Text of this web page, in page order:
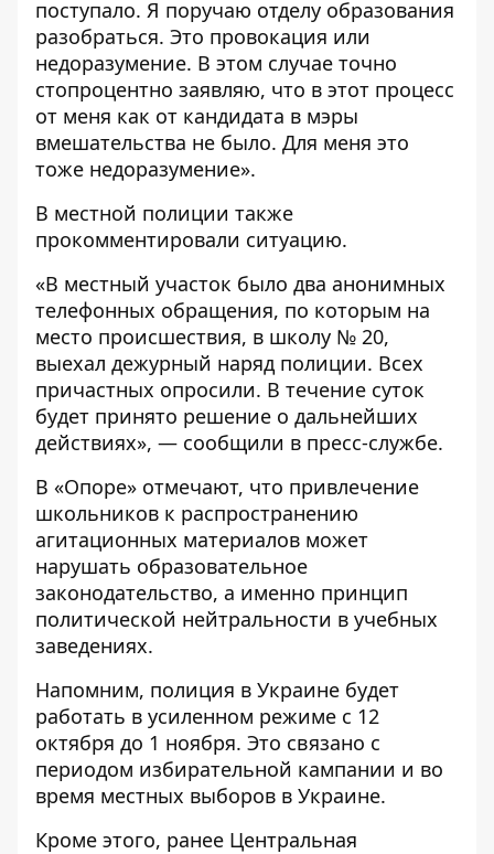
поступало. Я поручаю отделу образования
разобраться. Это провокация или
недоразумение. В этом случае точно
стопроцентно заявляю, что в этот процесс
от меня как от кандидата в мэры
вмешательства не было. Для меня это
тоже недоразумение».
В местной полиции также
прокомментировали ситуацию.
«В местный участок было два анонимных
телефонных обращения, по которым на
место происшествия, в школу № 20,
выехал дежурный наряд полиции. Всех
причастных опросили. В течение суток
будет принято решение о дальнейших
действиях», — сообщили в пресс-службе.
В «Опоре» отмечают, что привлечение
школьников к распространению
агитационных материалов может
нарушать образовательное
законодательство, а именно принцип
политической нейтральности в учебных
заведениях.
Напомним, полиция в Украине будет
работать в усиленном режиме с 12
октября до 1 ноября. Это связано с
периодом избирательной кампании и во
время местных выборов в Украине.
Кроме этого, ранее Центральная